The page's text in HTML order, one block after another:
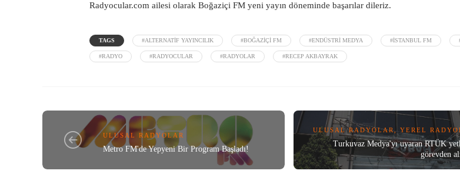
Radyocular.com ailesi olarak Boğaziçi FM yeni yayın döneminde başarılar dileriz.
TAGS #ALTERNATIF YAYINCILIK #BOĞAZIÇI FM #ENDÜSTRI MEDYA #İSTANBUL FM
#RADYO #RADYOCULAR #RADYOLAR #RECEP AKBAYRAK
ULUSAL RADYOLAR
Metro FM'de Yepyeni Bir Program Başladı!
ULUSAL RADYOLAR ,YEREL
Turkuvaz Medya'yı uyaran RTÜK
görevden